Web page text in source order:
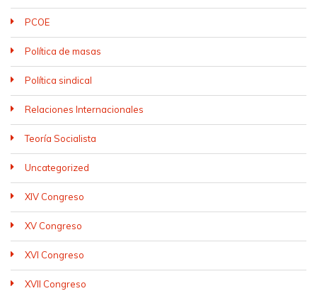
PCOE
Política de masas
Política sindical
Relaciones Internacionales
Teoría Socialista
Uncategorized
XIV Congreso
XV Congreso
XVI Congreso
XVII Congreso